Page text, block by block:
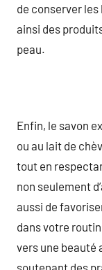
de conserver
ainsi des
peau.
Enfin, le savon
ou au lait de
tout en
non seulement
aussi de
dans votre
vers une beauté
soutenant des